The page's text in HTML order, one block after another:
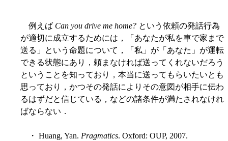
例えば Can you drive me home? という依頼の発話行為
が適切に成立するためには，「あなたが私を車で家まで
送る」という命題について，「私」が「あなた」が運転
できる状態にあり，頼まなければ送ってくれないだろう
ということを知っており，本当に送ってもらいたいとも
思っており，かつその発話によりその意図が相手に伝わ
るはずだと信じている，などの諸条件が満たされなけれ
ばならない．
・ Huang, Yan. Pragmatics. Oxford: OUP, 2007.